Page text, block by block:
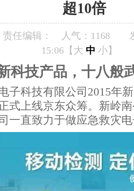
超10倍
责任编辑： 人气： 1168
15:06【 大 中 小】
科技产品，十八般
子科技有限公司2015年
式上线京东众筹。新岭
一直致力于做应急救灾